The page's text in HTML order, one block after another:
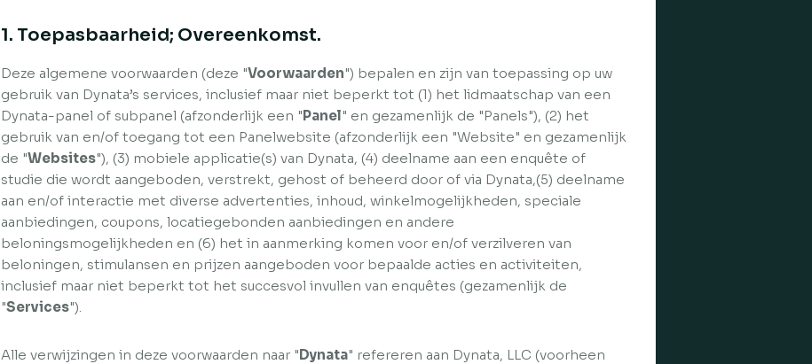
1. Toepasbaarheid; Overeenkomst.
Deze algemene voorwaarden (deze "Voorwaarden") bepalen en zijn van toepassing op uw
gebruik van Dynata’s services, inclusief maar niet beperkt tot (1) het lidmaatschap van een
Dynata-panel of subpanel (afzonderlijk een "Panel" en gezamenlijk de "Panels"), (2) het
gebruik van en/of toegang tot een Panelwebsite (afzonderlijk een "Website" en gezamenlijk
de "Websites"), (3) mobiele applicatie(s) van Dynata, (4) deelname aan een enquête of
studie die wordt aangeboden, verstrekt, gehost of beheerd door of via Dynata,(5) deelname
aan en/of interactie met diverse advertenties, inhoud, winkelmogelijkheden, speciale
aanbiedingen, coupons, locatiegebonden aanbiedingen en andere
beloningsmogelijkheden en (6) het in aanmerking komen voor en/of verzilveren van
beloningen, stimulansen en prijzen aangeboden voor bepaalde acties en activiteiten,
inclusief maar niet beperkt tot het succesvol invullen van enquêtes (gezamenlijk de
"Services").
Alle verwijzingen in deze voorwaarden naar "Dynata" refereren aan Dynata, LLC (voorheen